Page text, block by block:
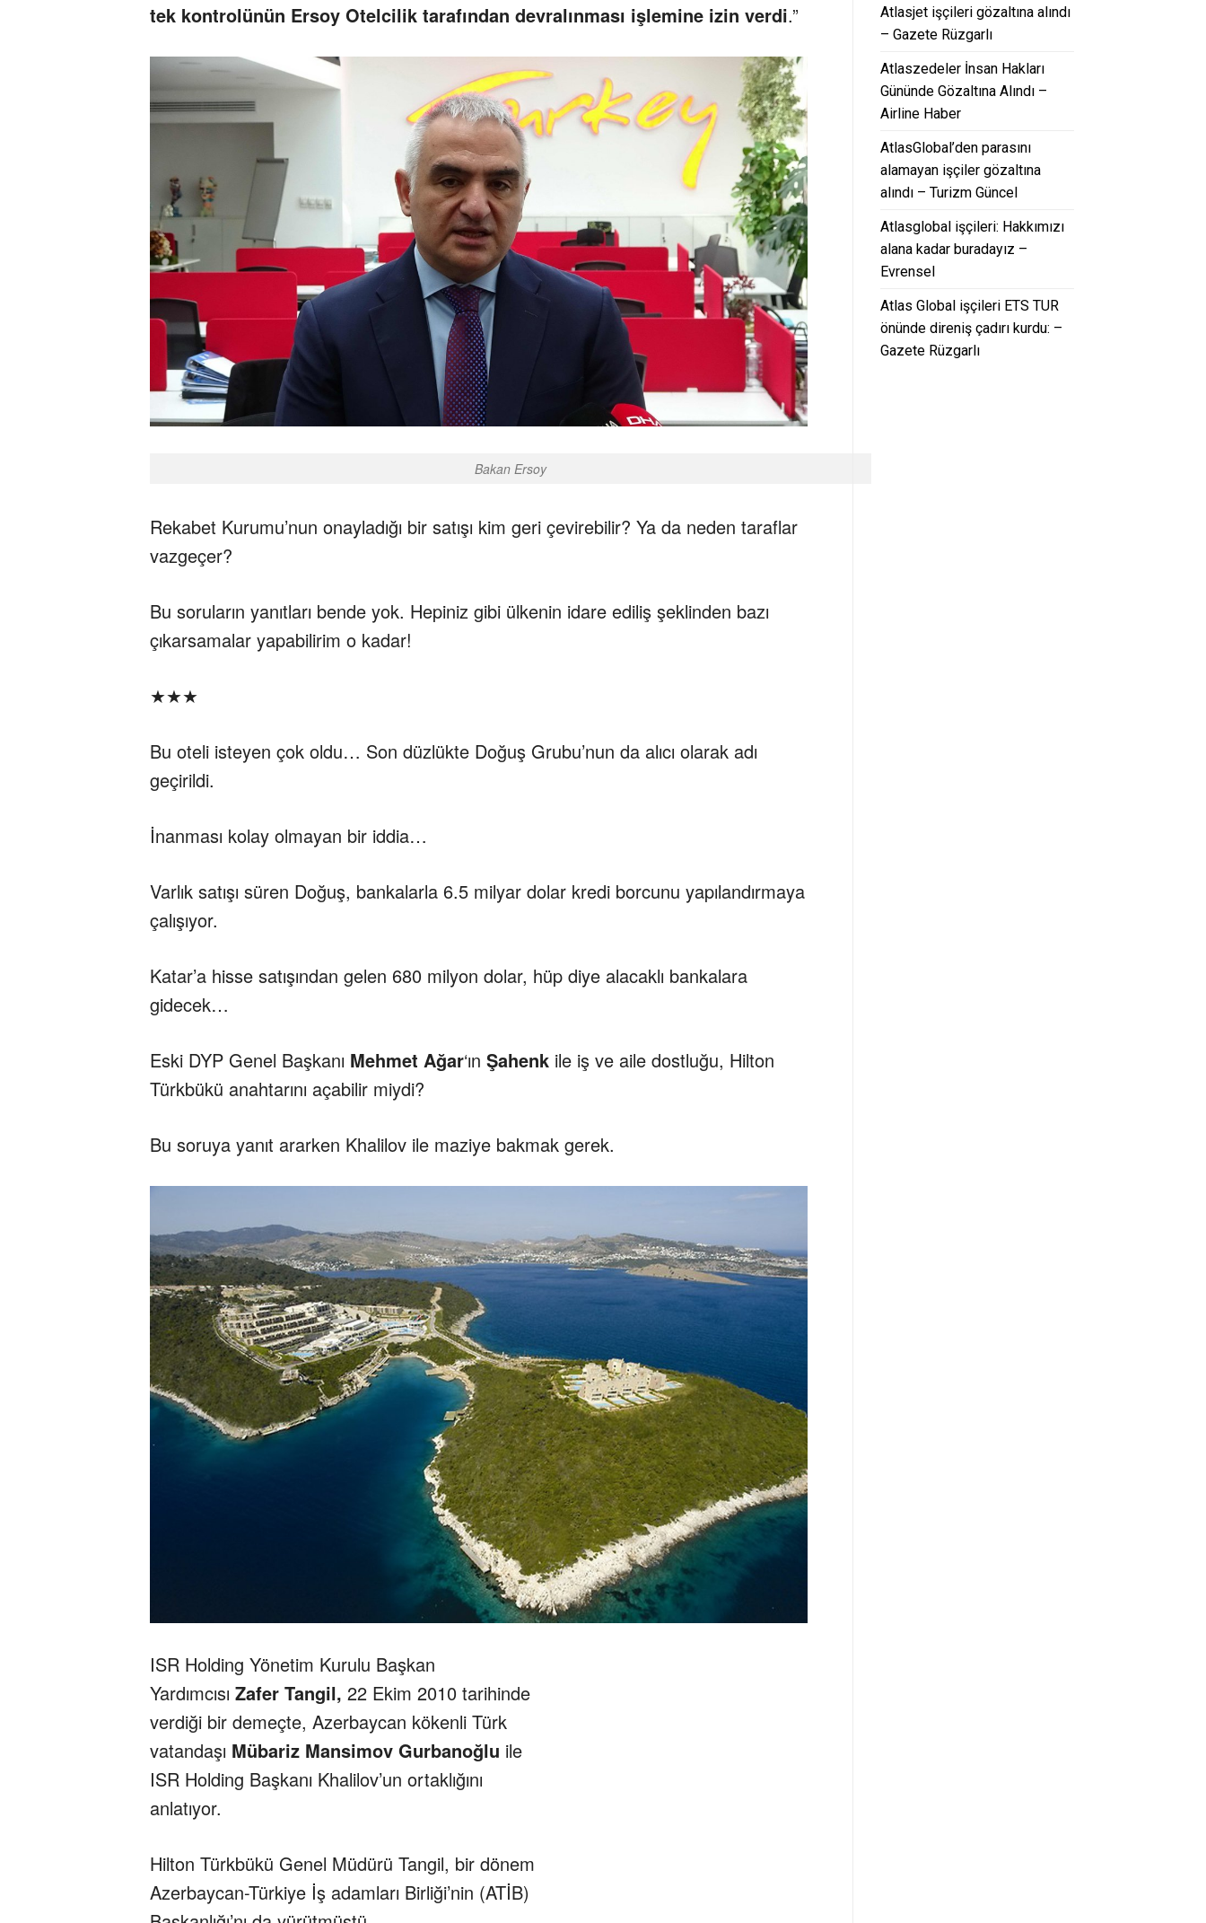
tek kontrolünün Ersoy Otelcilik tarafından devralınması işlemine izin verdi.”
Bakan Ersoy
Rekabet Kurumu’nun onayladığı bir satışı kim geri çevirebilir? Ya da neden taraflar
vazgeçer?
Bu soruların yanıtları bende yok. Hepiniz gibi ülkenin idare ediliş şeklinden bazı
çıkarsamalar yapabilirim o kadar!
★★★
Bu oteli isteyen çok oldu… Son düzlükte Doğuş Grubu’nun da alıcı olarak adı
geçirildi.
İnanması kolay olmayan bir iddia…
Varlık satışı süren Doğuş, bankalarla 6.5 milyar dolar kredi borcunu yapılandırmaya
çalışıyor.
Katar’a hisse satışından gelen 680 milyon dolar, hüp diye alacaklı bankalara
gidecek…
Eski DYP Genel Başkanı Mehmet Ağar‘ın Şahenk ile iş ve aile dostluğu, Hilton
Türkbükü anahtarını açabilir miydi?
Bu soruya yanıt ararken Khalilov ile maziye bakmak gerek.
ISR Holding Yönetim Kurulu Başkan
Yardımcısı Zafer Tangil, 22 Ekim 2010 tarihinde
verdiği bir demeçte, Azerbaycan kökenli Türk
vatandaşı Mübariz Mansimov Gurbanoğlu ile
ISR Holding Başkanı Khalilov’un ortaklığını
anlatıyor.
Hilton Türkbükü Genel Müdürü Tangil, bir dönem
Azerbaycan-Türkiye İş adamları Birliği’nin (ATİB)
Atlasjet işçileri gözaltına alındı
– Gazete Rüzgarlı
Atlaszedeler İnsan Hakları
Gününde Gözaltına Alındı –
Airline Haber
AtlasGlobal’den parasını
alamayan işçiler gözaltına
alındı – Turizm Güncel
Atlasglobal işçileri: Hakkımızı
alana kadar buradayız –
Evrensel
Atlas Global işçileri ETS TUR
önünde direniş çadırı kurdu: –
Gazete Rüzgarlı